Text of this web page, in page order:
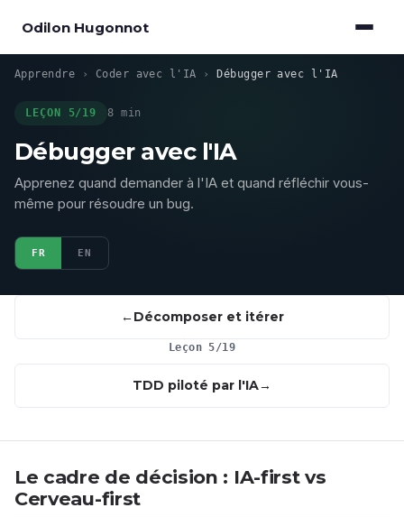
Odilon Hugonnot
Apprendre › Coder avec l'IA › Débugger avec l'IA
LEÇON 5/19 8 min
Débugger avec l'IA
Apprenez quand demander à l'IA et quand réfléchir vous-
même pour résoudre un bug.
FR EN
Décomposer et itérer
Leçon 5/19
TDD piloté par l'IA
Le cadre de décision : IA-first vs
Cerveau-first